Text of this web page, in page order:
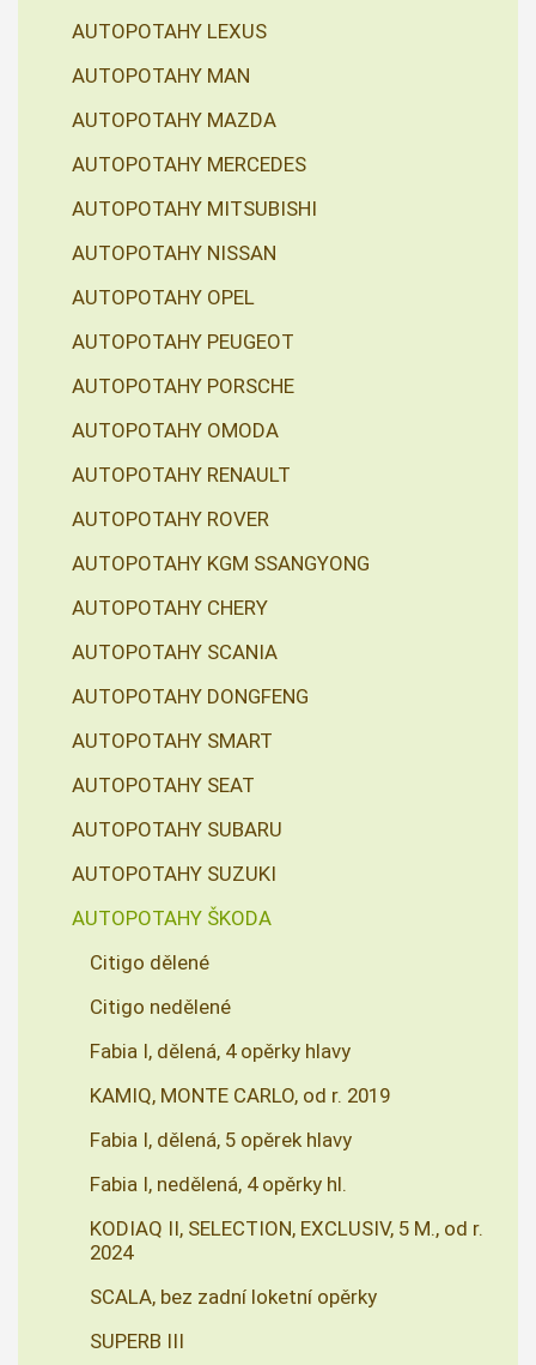
AUTOPOTAHY LEXUS
AUTOPOTAHY MAN
AUTOPOTAHY MAZDA
AUTOPOTAHY MERCEDES
AUTOPOTAHY MITSUBISHI
AUTOPOTAHY NISSAN
AUTOPOTAHY OPEL
AUTOPOTAHY PEUGEOT
AUTOPOTAHY PORSCHE
AUTOPOTAHY OMODA
AUTOPOTAHY RENAULT
AUTOPOTAHY ROVER
AUTOPOTAHY KGM SSANGYONG
AUTOPOTAHY CHERY
AUTOPOTAHY SCANIA
AUTOPOTAHY DONGFENG
AUTOPOTAHY SMART
AUTOPOTAHY SEAT
AUTOPOTAHY SUBARU
AUTOPOTAHY SUZUKI
AUTOPOTAHY ŠKODA
Citigo dělené
Citigo nedělené
Fabia I, dělená, 4 opěrky hlavy
KAMIQ, MONTE CARLO, od r. 2019
Fabia I, dělená, 5 opěrek hlavy
Fabia I, nedělená, 4 opěrky hl.
KODIAQ II, SELECTION, EXCLUSIV, 5 M., od r.
2024
SCALA, bez zadní loketní opěrky
SUPERB III